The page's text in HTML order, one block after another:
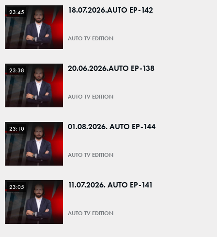
23:45 18.07.2026.AUTO EP-142
AUTO TV EDITION
23:38 20.06.2026.AUTO EP-138
AUTO TV EDITION
23:10 01.08.2026. AUTO EP-144
AUTO TV EDITION
23:05 11.07.2026. AUTO EP-141
AUTO TV EDITION